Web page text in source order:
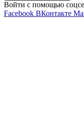
Войти с помощью
Facebook ВКонтакте